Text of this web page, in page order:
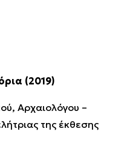
(2019)
Αρχαιολόγου –
της έκθεσης